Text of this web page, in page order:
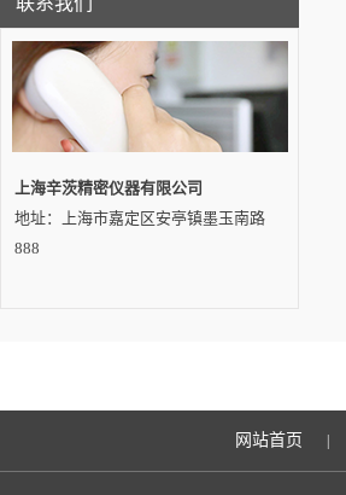
上海辛茨精密仪器有限公司
地址：上海市嘉定区安亭镇墨玉南路
888
网站首页